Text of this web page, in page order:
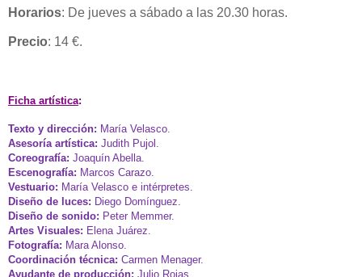
Horarios: De jueves a sábado a las 20.30 horas.
Precio: 14 €.
Ficha artística:
Texto y dirección: María Velasco.
Asesoría artística: Judith Pujol.
Coreografía: Joaquín Abella.
Escenografía: Marcos Carazo.
Vestuario: María Velasco e intérpretes.
Diseño de luces: Diego Domínguez.
Diseño de sonido: Peter Memmer.
Artes Visuales: Elena Juárez.
Fotografía: Mara Alonso.
Coordinación técnica: Carmen Menager.
Ayudante de producción: Julio Rojas.